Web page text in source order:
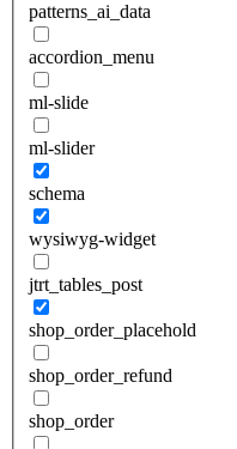
patterns_ai_data
accordion_menu
ml-slide
ml-slider
schema
wysiwyg-widget
jtrt_tables_post
shop_order_placehold
shop_order_refund
shop_order